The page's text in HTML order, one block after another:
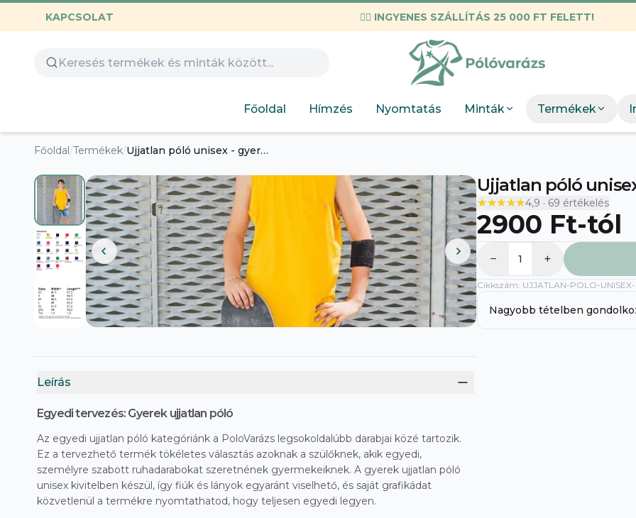
KAPCSOLAT ✌🏼 INGYENES SZÁLLÍTÁS 25 000 FT FELETT!
Főoldal Hímzés Nyomtatás Minták
Design
Gyerekeknek
Labubu
Munkahelyi
Neopunk
Panda
Szobor
KIEMELT
Termékek
DTF Bérnyomtatás
Főoldal/Termékek/ Ujjatlan póló unisex - gyerek
Leírás
Egyedi tervezés: Gyerek ujjatlan póló
Az egyedi ujjatlan póló kategóriánk a PoloVarázs legsokoldalúbb darabjai közé tartozik.
Ez a tervezhető termék tökéletes választás azoknak a szülőknek, akik egyedi,
személyre szabott ruhadarabokat szeretnének gyermekeiknek. A gyerek ujjatlan póló
unisex kivitelben készül, így fiúk és lányok egyaránt viselhető, és saját grafikádat
közvetlenül a termékre nyomtathatod, hogy teljesen egyedi legyen.
Ujjatlan póló
★★★★★
★★★★★4,9 · 69 értékelés
2900 Ft-tól
− 1 +
Cikkszám: UJJATLAN-POLO-
Nagyobb tételben